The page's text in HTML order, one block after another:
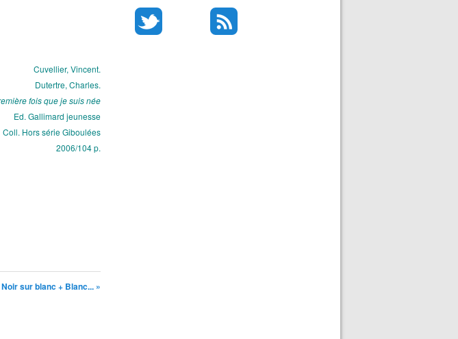
Cuvellier, Vincent.
Dutertre, Charles.
fois que je suis née
Ed. Gallimard jeunesse
Coll. Hors série Giboulées
2006/104 p.
Noir sur blanc + Blanc... »